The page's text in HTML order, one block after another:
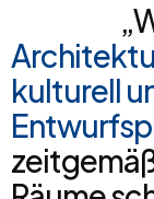
kulturell